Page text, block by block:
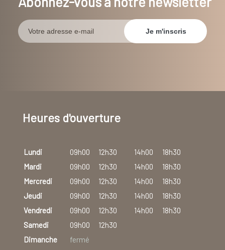
Heures d'ouverture
Lundi 09h00 12h30 14h00
18h30
Mardi
09h00 12h30 14h00
18h30
Mercredi
09h00 12h30 14h00
18h30
Jeudi
09h00 12h30 14h00
18h30
Vendredi
09h00 12h30 14h00
18h30
Samedi
09h00
12h30
Dimanche
fermé